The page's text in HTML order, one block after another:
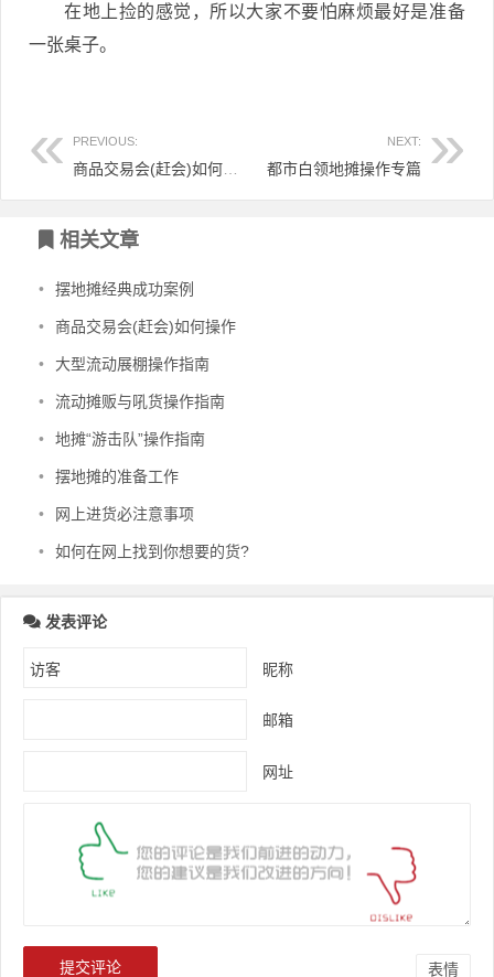
在地上捡的感觉，所以大家不要怕麻烦最好是准备
一张桌子。
PREVIOUS: NEXT:
都市白领地摊操作专篇
相关文章
• 摆地摊经典成功案例
• 商品交易会(赶会)如何操作
• 大型流动展棚操作指南
• 流动摊贩与吼货操作指南
• 地摊“游击队”操作指南
• 摆地摊的准备工作
• 网上进货必注意事项
• 如何在网上找到你想要的货?
发表评论
昵称
邮箱
网址
表情